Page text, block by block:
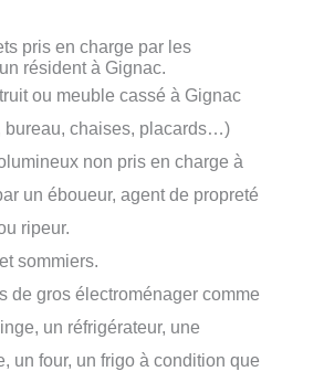
pris en charge par les
résident à Gignac.
ou meuble cassé à Gignac
bureau, chaises, placards…)
non pris en charge à
un éboueur, agent de propreté
ripeur.
sommiers.
de gros électroménager comme
un réfrigérateur, une
un four, un frigo à condition que